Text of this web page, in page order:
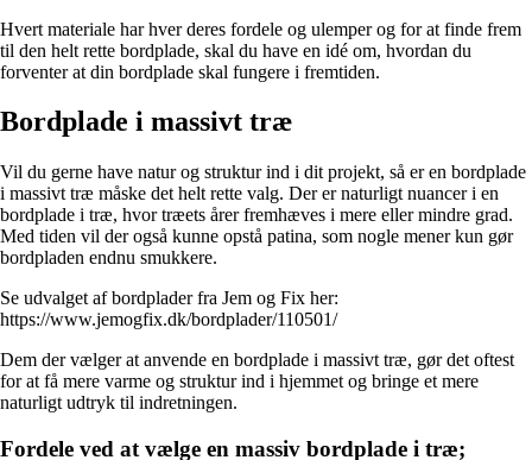
Hvert materiale har hver deres fordele og ulemper og for at finde frem
til den helt rette bordplade, skal du have en idé om, hvordan du
forventer at din bordplade skal fungere i fremtiden.
Bordplade i massivt træ
Vil du gerne have natur og struktur ind i dit projekt, så er en bordplade
i massivt træ måske det helt rette valg. Der er naturligt nuancer i en
bordplade i træ, hvor træets årer fremhæves i mere eller mindre grad.
Med tiden vil der også kunne opstå patina, som nogle mener kun gør
bordpladen endnu smukkere.
Se udvalget af bordplader fra Jem og Fix her:
https://www.jemogfix.dk/bordplader/110501/
Dem der vælger at anvende en bordplade i massivt træ, gør det oftest
for at få mere varme og struktur ind i hjemmet og bringe et mere
naturligt udtryk til indretningen.
Fordele ved at vælge en massiv bordplade i træ;